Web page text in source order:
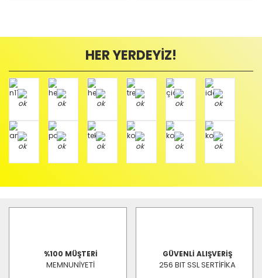
HER YERDEYİZ!
%100 MÜŞTERİ
MEMNUNİYETİ
GÜVENLİ ALIŞVERİŞ
256 BIT SSL SERTİFİKA